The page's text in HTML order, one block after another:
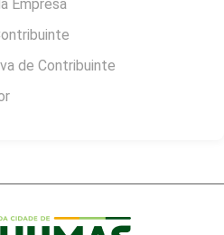
Empresa
de Contribuinte